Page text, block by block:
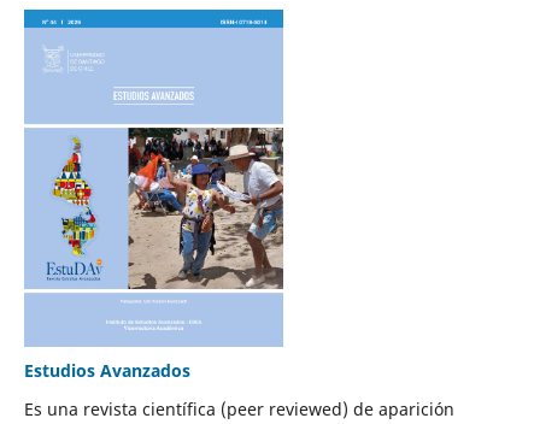
Estudios Avanzados
Es una revista científica (peer reviewed) de aparición